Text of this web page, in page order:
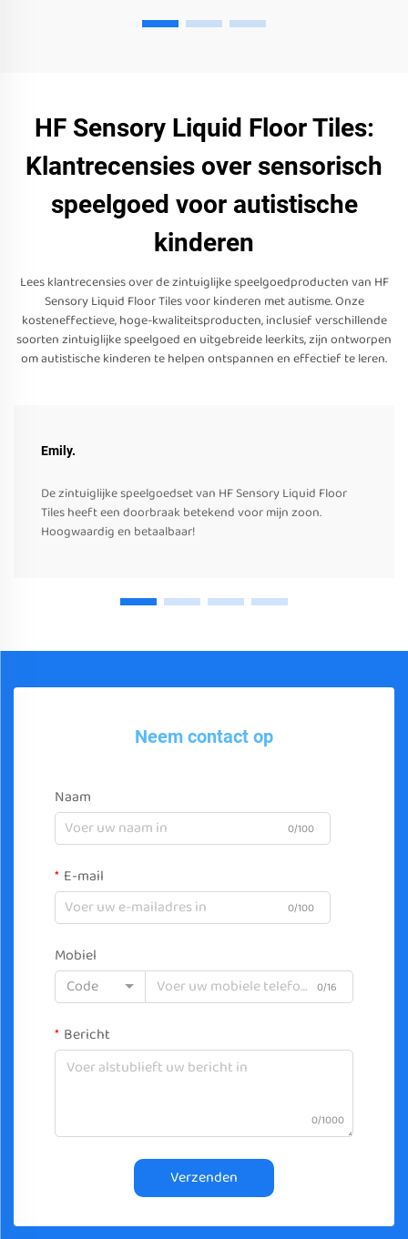
HF Sensory Liquid Floor Tiles:
Klantrecensies over sensorisch
speelgoed voor autistische
kinderen
Lees klantrecensies over de zintuiglijke speelgoedproducten van HF
Sensory Liquid Floor Tiles voor kinderen met autisme. Onze
kosteneffectieve, hoge-kwaliteitsproducten, inclusief verschillende
soorten zintuiglijke speelgoed en uitgebreide leerkits, zijn ontworpen
om autistische kinderen te helpen ontspannen en effectief te leren.
Emily.
De zintuiglijke speelgoedset van HF Sensory Liquid Floor
Tiles heeft een doorbraak betekend voor mijn zoon.
Hoogwaardig en betaalbaar!
Neem contact op
Naam
0/100
E-mail
0/100
Mobiel
Code
0/16
Bericht
0/1000
Verzenden